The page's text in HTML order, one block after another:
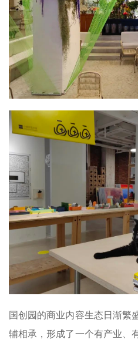
国创园的商业内容生态日渐繁
辅相承，形成了一个有产业、